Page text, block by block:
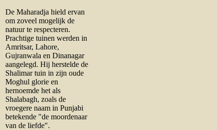
De Maharadja hield ervan
om zoveel mogelijk de
natuur te respecteren.
Prachtige tuinen werden in
Amritsar, Lahore,
Gujranwala en Dinanagar
aangelegd. Hij herstelde de
Shalimar tuin in zijn oude
Moghul glorie en
hernoemde het als
Shalabagh, zoals de
vroegere naam in Punjabi
betekende "de moordenaar
van de liefde".